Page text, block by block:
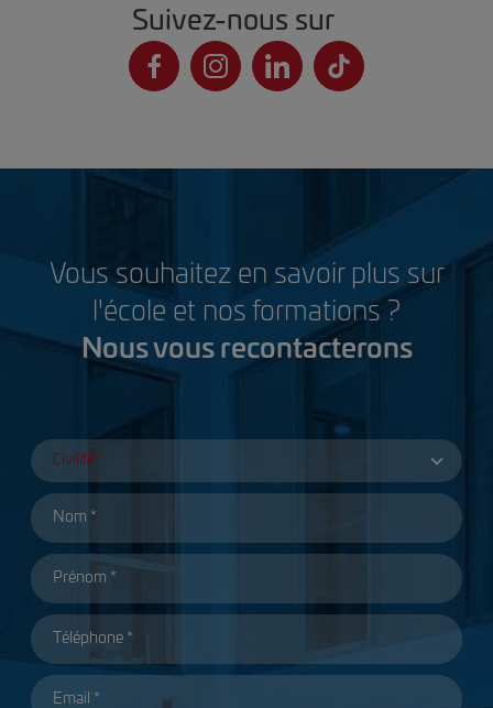
Suivez-nous sur
Vous souhaitez en savoir plus sur
l'école et nos formations ?
Nous vous recontacterons